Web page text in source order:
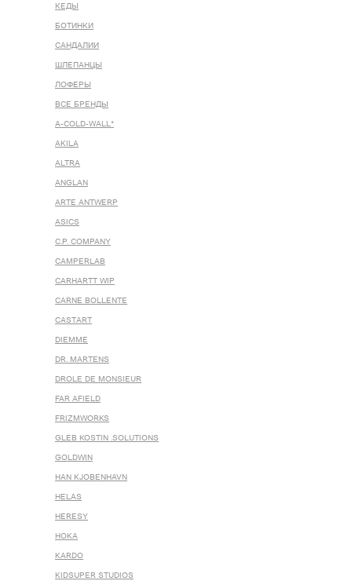
КЕДЫ
БОТИНКИ
САНДАЛИИ
ШЛЕПАНЦЫ
ЛОФЕРЫ
ВСЕ БРЕНДЫ
A-COLD-WALL*
AKILA
ALTRA
ANGLAN
ARTE ANTWERP
ASICS
C.P. COMPANY
CAMPERLAB
CARHARTT WIP
CARNE BOLLENTE
CASTART
DIEMME
DR. MARTENS
DROLE DE MONSIEUR
FAR AFIELD
FRIZMWORKS
GLEB KOSTIN .SOLUTIONS
GOLDWIN
HAN KJOBENHAVN
HELAS
HERESY
HOKA
KARDO
KIDSUPER STUDIOS